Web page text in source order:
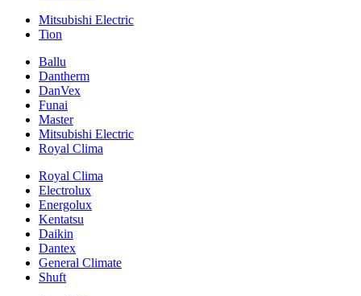
Mitsubishi Electric
Tion
Ballu
Dantherm
DanVex
Funai
Master
Mitsubishi Electric
Royal Clima
Royal Clima
Electrolux
Energolux
Kentatsu
Daikin
Dantex
General Climate
Shuft